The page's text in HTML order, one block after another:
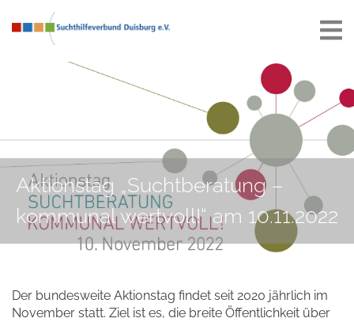
Aktionstag „Suchtberatung –
kommunal wertvoll!“ am 10.11.2022
Der bundesweite Aktionstag findet seit 2020 jährlich im
November statt. Ziel ist es, die breite Öffentlichkeit über